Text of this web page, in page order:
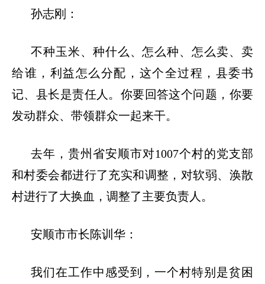
孙志刚：
不种玉米、种什么、怎么种、怎么卖、卖
给谁，利益怎么分配，这个全过程，县委书
记、县长是责任人。你要回答这个问题，你要
发动群众、带领群众一起来干。
去年，贵州省安顺市对1007个村的党支部
和村委会都进行了充实和调整，对软弱、涣散
村进行了大换血，调整了主要负责人。
安顺市市长陈训华：
我们在工作中感受到，一个村特别是贫困